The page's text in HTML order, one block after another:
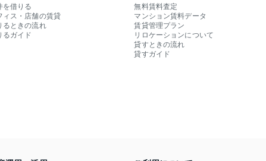
を借りる
ィス・店舗の賃貸
るときの流れ
るガイド
無料賃料査定
マンション賃料データ
賃貸管理プラン
リロケーションについて
貸すときの流れ
貸すガイド